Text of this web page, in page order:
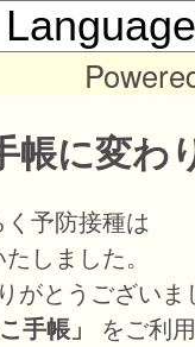
帳に変わ
く予防接種は
しました。
がとうございま
手帳」 をご利